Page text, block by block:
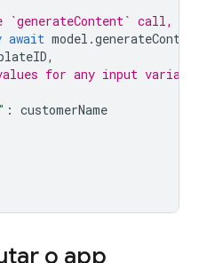
`generateContent` call,
await model .generateContent
,
for any input variables
: customerName
o app